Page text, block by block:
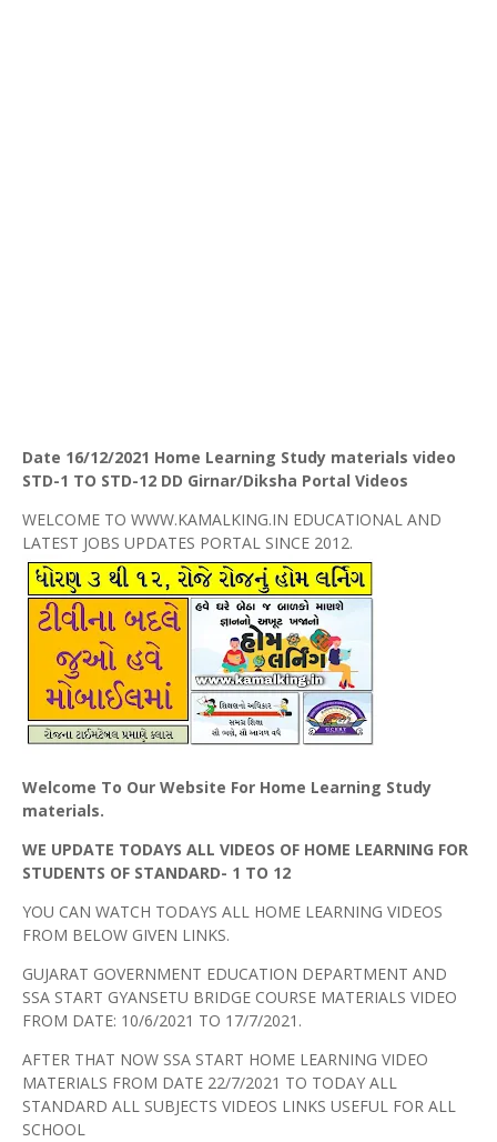
Date 16/12/2021 Home Learning Study materials video
STD-1 TO STD-12 DD Girnar/Diksha Portal Videos
WELCOME TO WWW.KAMALKING.IN EDUCATIONAL AND
LATEST JOBS UPDATES PORTAL SINCE 2012.
Welcome To Our Website For Home Learning Study
materials.
WE UPDATE TODAYS ALL VIDEOS OF HOME LEARNING FOR
STUDENTS OF STANDARD- 1 TO 12
YOU CAN WATCH TODAYS ALL HOME LEARNING VIDEOS
FROM BELOW GIVEN LINKS.
GUJARAT GOVERNMENT EDUCATION DEPARTMENT AND
SSA START GYANSETU BRIDGE COURSE MATERIALS VIDEO
FROM DATE: 10/6/2021 TO 17/7/2021.
AFTER THAT NOW SSA START HOME LEARNING VIDEO
MATERIALS FROM DATE 22/7/2021 TO TODAY ALL
STANDARD ALL SUBJECTS VIDEOS LINKS USEFUL FOR ALL
SCHOOL